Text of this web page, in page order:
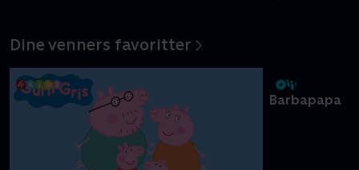
Dine venners favoritter